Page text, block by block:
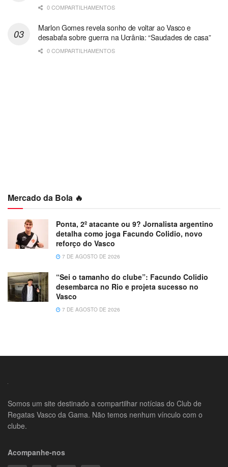
0 COMPARTILHAMENTOS
Marlon Gomes revela sonho de voltar ao Vasco e
desabafa sobre guerra na Ucrânia: “Saudades de casa”
0 COMPARTILHAMENTOS
Mercado da Bola 🔥
Ponta, 2º atacante ou 9? Jornalista argentino
detalha como joga Facundo Colidio, novo
reforço do Vasco
7 DE AGOSTO DE 2026
“Sei o tamanho do clube”: Facundo Colidio
desembarca no Rio e projeta sucesso no
Vasco
7 DE AGOSTO DE 2026
Somos um site destinado a compartilhar notícias do Club de
Regatas Vasco da Gama. Não temos nenhum vínculo com o
clube.
Acompanhe-nos